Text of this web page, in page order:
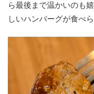
ら最後まで温かいのも
しいハンバーグが食べ